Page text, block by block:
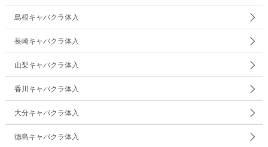
島根キャバクラ体入
長崎キャバクラ体入
山梨キャバクラ体入
香川キャバクラ体入
大分キャバクラ体入
徳島キャバクラ体入